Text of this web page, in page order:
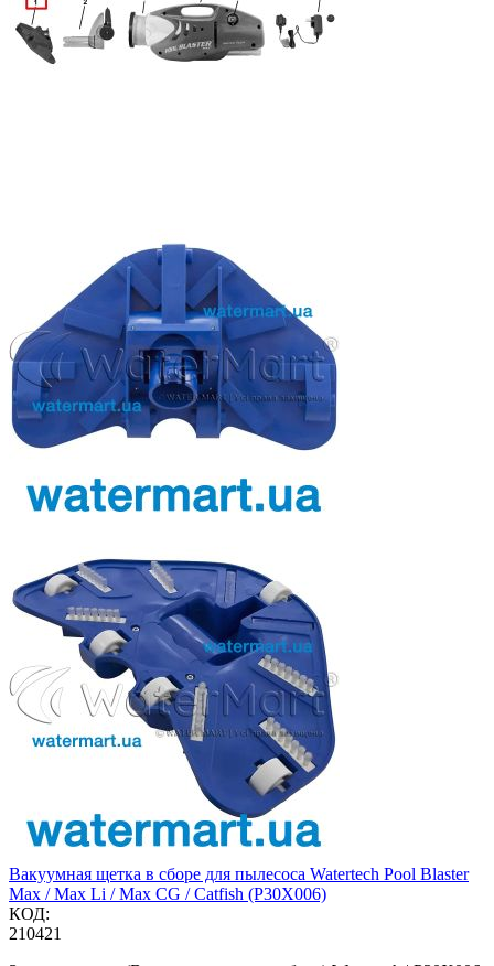
Вакуумная щетка в сборе для пылесоса Watertech Pool Blaster
Max / Max Li / Max CG / Catfish (P30X006)
КОД:
210421